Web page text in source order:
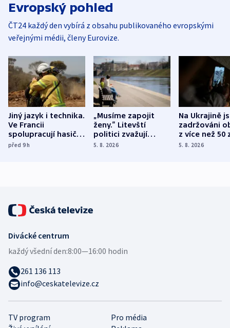
Evropský pohled
ČT24 každý den vybírá z obsahu publikovaného evropskými
veřejnými médii, členy Eurovize.
Jiný jazyk i technika.
Ve Francii
spolupracují hasiči z
různých zemí
před 9h
„Musíme zapojit
ženy.“ Litevští
politici zvažují
dohodu o
5. 8. 2026
Na Ukrajině
zadržováni
z více než 50
Bojovali na
5. 8. 2026
TV program
Pro média
Divácké centrum
každý všední den:8:00—16:00 hodin
261 136 113
info@ceskatelevize.cz